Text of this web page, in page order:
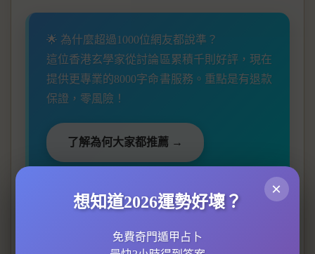
🌟 為什麼超過1000位網友都說準？
這位香港玄學家從討論區累積千則好評，現在
提供更專業的8000字命書服務。重點是有退款
保證，零風險！
了解為何大家都推薦 →
：有位客人生辰八字顯示日主「壬水」生於夏
命理學上稱為「財多身弱」，容易賺到錢
×
想知道2026運勢好壞？
免費奇門遁甲占卜